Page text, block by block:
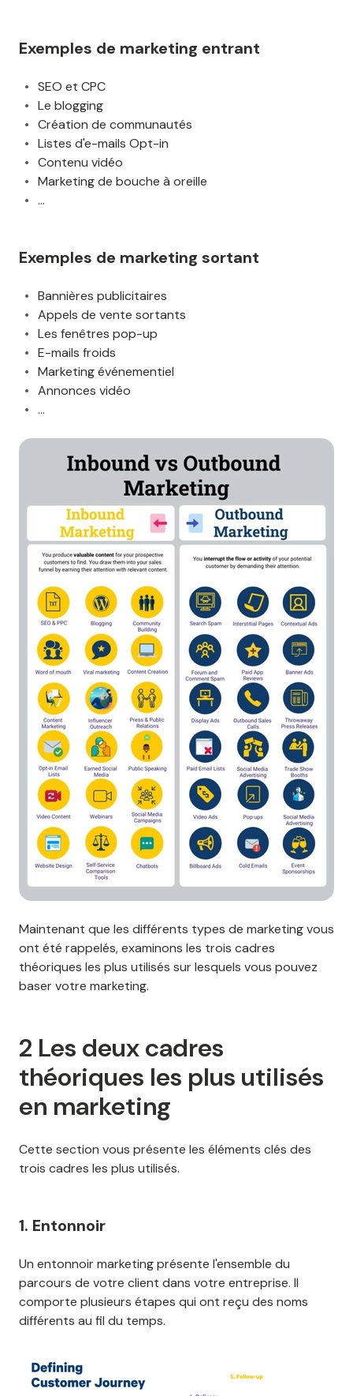
Exemples de marketing entrant
SEO et CPC
Le blogging
Création de communautés
Listes d'e-mails Opt-in
Contenu vidéo
Marketing de bouche à oreille
…
Exemples de marketing sortant
Bannières publicitaires
Appels de vente sortants
Les fenêtres pop-up
E-mails froids
Marketing événementiel
Annonces vidéo
…
Maintenant que les différents types de marketing vous
ont été rappelés, examinons les trois cadres
théoriques les plus utilisés sur lesquels vous pouvez
baser votre marketing.
2 Les deux cadres
théoriques les plus utilisés
en marketing
Cette section vous présente les éléments clés des
trois cadres les plus utilisés.
1. Entonnoir
Un entonnoir marketing présente l'ensemble du
parcours de votre client dans votre entreprise. Il
comporte plusieurs étapes qui ont reçu des noms
différents au fil du temps.